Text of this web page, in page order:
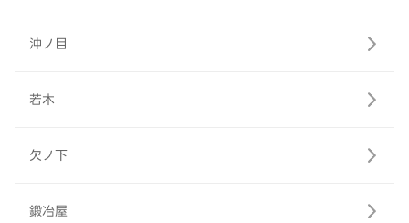
沖ノ目
若木
欠ノ下
鍛冶屋